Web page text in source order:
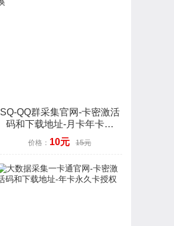
SQ-QQ群采集官网-卡密激活
码和下载地址-月卡年卡授
权-7天退换
价格： 10元 15元